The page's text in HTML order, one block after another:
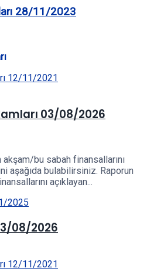
28/11/2023
03/08/2026
bu sabah finansallarını
aşağıda bulabilirsiniz. Raporun
açıklayan...
08/2026